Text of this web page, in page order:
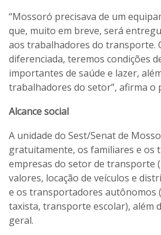
“Mossoró precisava de um
que, muito em breve, será
aos trabalhadores do transporte.
diferenciada, teremos condições
importantes de saúde e lazer,
trabalhadores do setor”, afirma o
Alcance social
A unidade do Sest/Senat de
gratuitamente, os familiares e os
empresas do setor de transporte
valores, locação de veículos e
e os transportadores autônomos
taxista, transporte escolar), além
geral.